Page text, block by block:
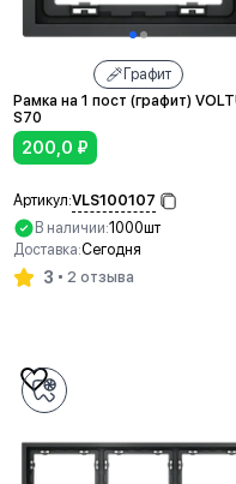
Графит
Рамка на 1 пост (графит)
S70
200,0 ₽
Артикул:VLS100107
В наличии:1000шт
Доставка:Сегодня
3 2 отзыва